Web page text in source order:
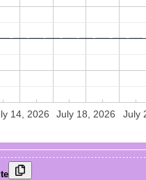
14, 2026 July 18, 2026 July